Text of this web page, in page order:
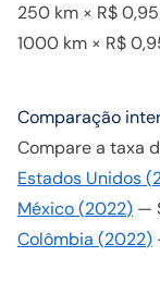
250 km × R$
1000 km × R$
Comparação
Compare a taxa
Estados Unidos(
México(2022) —
Colômbia (2022)